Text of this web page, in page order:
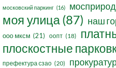
московский паркинг (16)
моя улица (87) наш
ооо мксм (21) оопт (18)
плоскостные
префектура сзао (20)